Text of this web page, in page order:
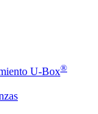
U-Box®